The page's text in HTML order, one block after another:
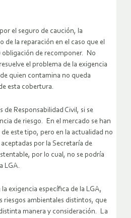
el seguro de caución, la
de la reparación en el caso que el
de recomponer. No
el problema de la exigencia
quien contamina no queda
esta cobertura.
de Responsabilidad Civil, si se
de riesgo. En el mercado se han
este tipo, pero en la actualidad no
por la Secretaría de
por lo cual, no se podría
LGA.
la exigencia específica de la LGA,
riesgos ambientales distintos, que
manera y consideración. La